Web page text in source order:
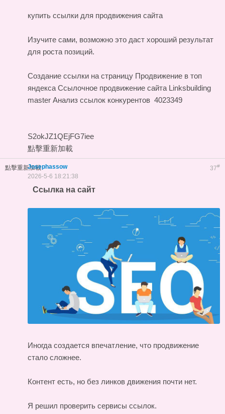
купить ссылки для продвижения сайта
Изучите сами, возможно это даст хороший результат
для роста позиций.
Создание ссылки на страницу Продвижение в топ
яндекса Ссылочное продвижение сайта Linksbuilding
master Анализ ссылок конкурентов 4023349
S2okJZ1QEjFG7iee
點擊重新加載
點擊重新加載 37#
Josephassow
2026-5-6 18:21:38
Ссылка на сайт
Иногда создается впечатление, что продвижение
стало сложнее.
Контент есть, но без линков движения почти нет.
Я решил проверить сервисы ссылок.